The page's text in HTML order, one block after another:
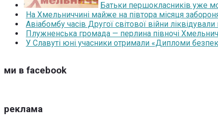
Батьки першокласників уже
На Хмельниччині майже на півтора місяця
Авіабомбу часів Другої світової війни
Плужненська громада — перлина півночі
У Славуті юні учасники отримали «Дипломи
ми в facebook
реклама